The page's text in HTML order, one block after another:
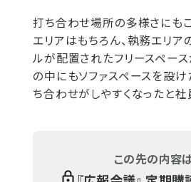
打ち合わせ場所の多様さにも
エリアはもちろん、執務エリア
ルが配置されたフリースペース
の中にもソファスペースを設け
ち合わせがしやすくなったと
この先の内容